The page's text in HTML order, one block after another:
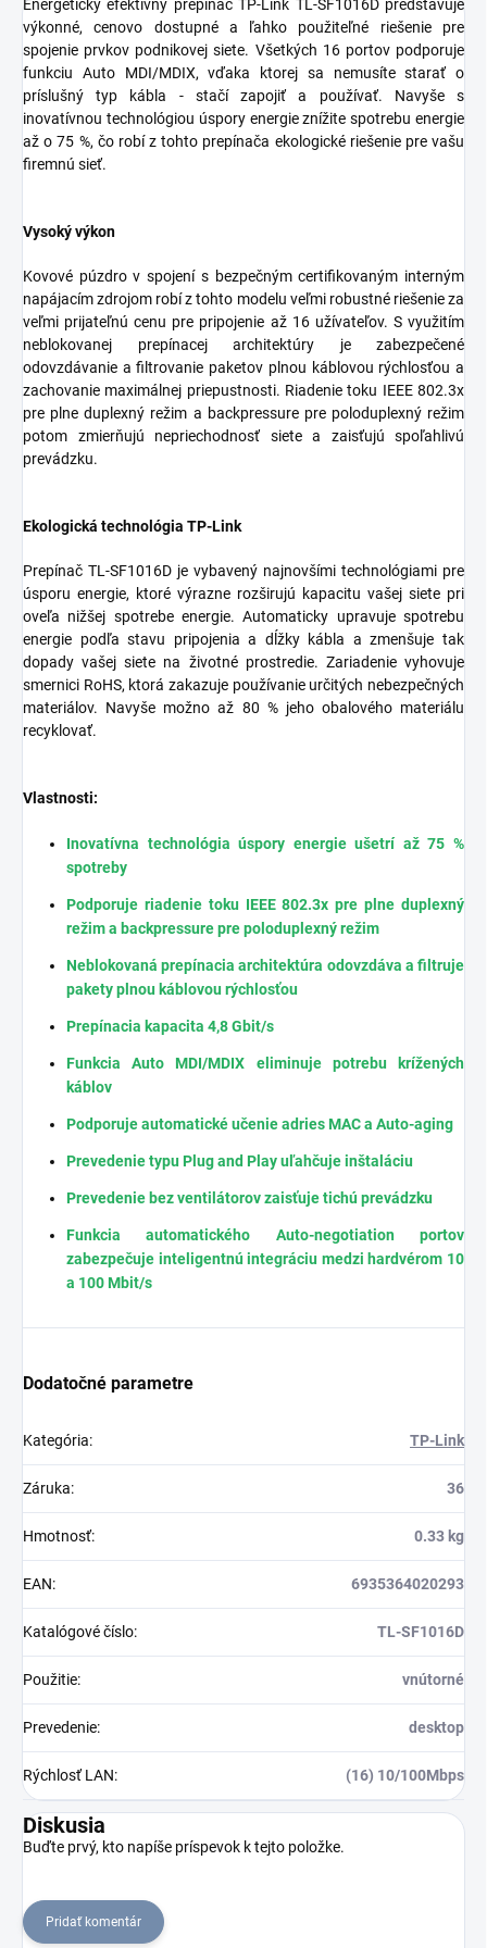
Energeticky efektívny prepínač TP-Link TL-SF1016D predstavuje
výkonné, cenovo dostupné a ľahko použiteľné riešenie pre
spojenie prvkov podnikovej siete. Všetkých 16 portov podporuje
funkciu Auto MDI/MDIX, vďaka ktorej sa nemusíte starať o
príslušný typ kábla - stačí zapojiť a používať. Navyše s
inovatívnou technológiou úspory energie znížite spotrebu energie
až o 75 %, čo robí z tohto prepínača ekologické riešenie pre vašu
firemnú sieť.
Vysoký výkon
Kovové púzdro v spojení s bezpečným certifikovaným interným
napájacím zdrojom robí z tohto modelu veľmi robustné riešenie za
veľmi prijateľnú cenu pre pripojenie až 16 užívateľov. S využitím
neblokovanej prepínacej architektúry je zabezpečené
odovzdávanie a filtrovanie paketov plnou káblovou rýchlosťou a
zachovanie maximálnej priepustnosti. Riadenie toku IEEE 802.3x
pre plne duplexný režim a backpressure pre poloduplexný režim
potom zmierňujú nepriechodnosť siete a zaisťujú spoľahlivú
prevádzku.
Ekologická technológia TP-Link
Prepínač TL-SF1016D je vybavený najnovšími technológiami pre
úsporu energie, ktoré výrazne rozširujú kapacitu vašej siete pri
oveľa nižšej spotrebe energie. Automaticky upravuje spotrebu
energie podľa stavu pripojenia a dĺžky kábla a zmenšuje tak
dopady vašej siete na životné prostredie. Zariadenie vyhovuje
smernici RoHS, ktorá zakazuje používanie určitých nebezpečných
materiálov. Navyše možno až 80 % jeho obalového materiálu
recyklovať.
Vlastnosti:
Inovatívna technológia úspory energie ušetrí až 75 %
spotreby
Podporuje riadenie toku IEEE 802.3x pre plne duplexný
režim a backpressure pre poloduplexný režim
Neblokovaná prepínacia architektúra odovzdáva a filtruje
pakety plnou káblovou rýchlosťou
Prepínacia kapacita 4,8 Gbit/s
Funkcia Auto MDI/MDIX eliminuje potrebu krížených
káblov
Podporuje automatické učenie adries MAC a Auto-aging
Prevedenie typu Plug and Play uľahčuje inštaláciu
Prevedenie bez ventilátorov zaisťuje tichú prevádzku
Funkcia automatického Auto-negotiation portov
zabezpečuje inteligentnú integráciu medzi hardvérom 10
a 100 Mbit/s
Dodatočné parametre
Kategória: TP-Link
Záruka: 36
Hmotnosť: 0.33 kg
EAN: 6935364020293
Katalógové číslo: TL-SF1016D
Použitie: vnútorné
Prevedenie: desktop
Rýchlosť LAN: (16) 10/100Mbps
Diskusia
Buďte prvý, kto napíše príspevok k tejto položke.
Pridať komentár